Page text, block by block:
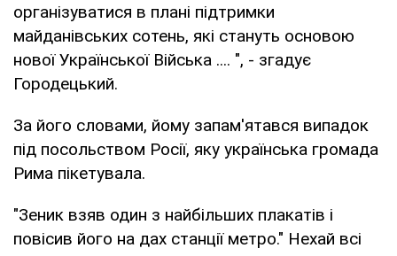
організуватися в плані підтримки
майданівських сотень, які стануть основою
нової Української Війська .... ", - згадує
Городецький.
За його словами, йому запам'ятався випадок
під посольством Росії, яку українська громада
Рима пікетувала.
"Зеник взяв один з найбільших плакатів і
повісив його на дах станції метро." Нехай всі